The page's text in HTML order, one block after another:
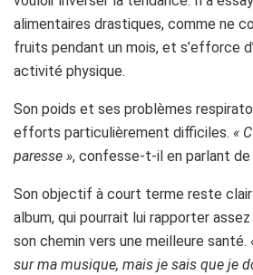
alimentaires drastiques, comme ne
fruits pendant un mois, et s’efforce
activité physique.
Son poids et ses problèmes
efforts particulièrement difficiles. «
paresse », confesse-t-il en parlant
Son objectif à court terme reste clair
album, qui pourrait lui rapporter
son chemin vers une meilleure santé.
sur ma musique, mais je sais que je